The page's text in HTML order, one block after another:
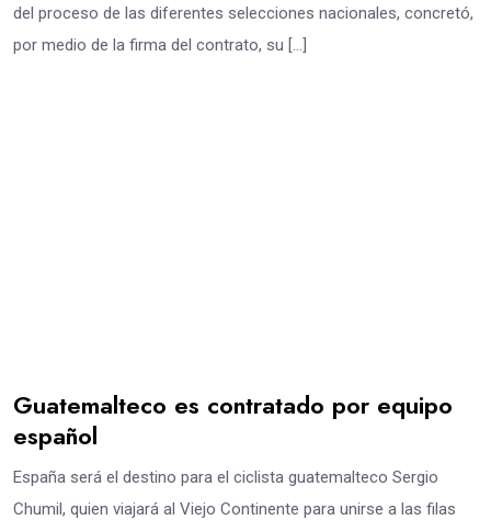
del proceso de las diferentes selecciones nacionales, concretó,
por medio de la firma del contrato, su […]
Guatemalteco es contratado por equipo
español
España será el destino para el ciclista guatemalteco Sergio
Chumil, quien viajará al Viejo Continente para unirse a las filas